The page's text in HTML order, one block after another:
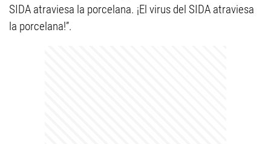
SIDA atraviesa la porcelana. ¡El virus del SIDA atraviesa
la porcelana!”.